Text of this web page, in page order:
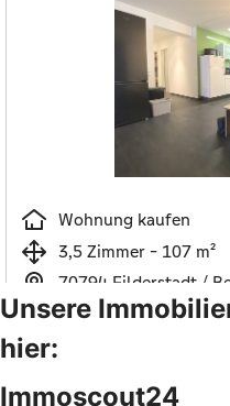
Unsere
hier:
Immoscout24